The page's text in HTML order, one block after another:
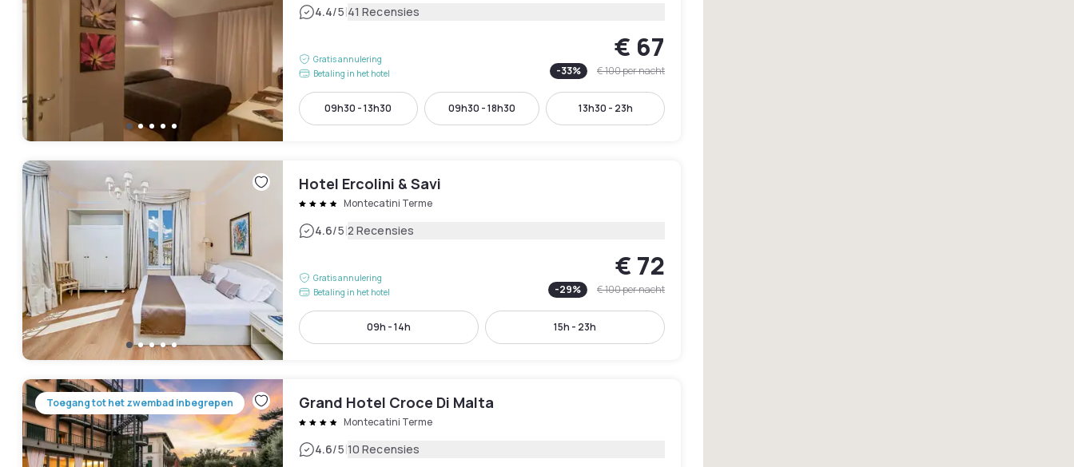
4.4/5|41 Recensies
Gratis annulering
Betaling in het hotel
€ 67
-33% € 100per nacht
09h30 - 13h30 09h30 - 18h30 13h30 - 23h
Hotel Ercolini & Savi
Montecatini Terme
4.6/5|2 Recensies
Gratis annulering
Betaling in het hotel
€ 72
-29% € 100per nacht
09h - 14h 15h - 23h
Toegang tot het zwembad inbegrepen Grand Hotel Croce Di Malta
Montecatini Terme
4.6/5|10 Recensies